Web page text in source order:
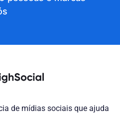
de mídias sociais que ajuda